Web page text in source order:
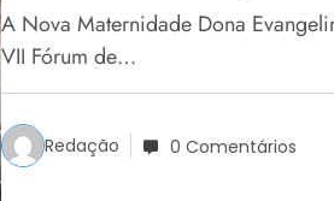
A Nova Maternidade Dona
VII Fórum de…
Redação 0 Comentários